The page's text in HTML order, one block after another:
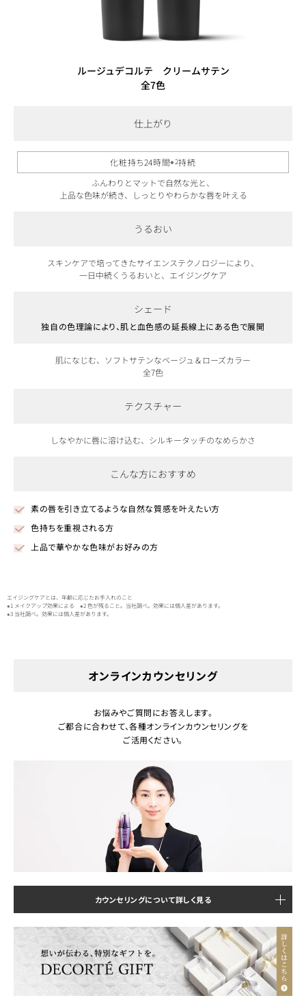
ルージュデコルテ クリームサテン
全7色
仕上がり
化粧持ち24時間※2持続
ふんわりとマットで自然な光と、
上品な色味が続き、しっとりやわらかな唇を叶える
うるおい
スキンケアで培ってきたサイエンステクノロジーにより、
一日中続くうるおいと、エイジングケア
シェード
独自の色理論により、肌と血色感の延長線上にある色で展開
肌になじむ、ソフトサテンなベージュ＆ローズカラー
全7色
テクスチャー
しなやかに唇に溶け込む、シルキータッチのなめらかさ
こんな方におすすめ
素の唇を引き立てるような自然な質感を叶えたい方
色持ちを重視される方
上品で華やかな色味がお好みの方
エイジングケアとは、年齢に応じたお手入れのこと
※1 メイクアップ効果による ※2 色が残ること。当社調べ。効果には個人差があります。
※3 当社調べ。効果には個人差があります。
オンラインカウンセリング
お悩みやご質問にお答えします。
ご都合に合わせて、各種オンラインカウンセリングを
ご活用ください。
カウンセリングについて詳しく見る